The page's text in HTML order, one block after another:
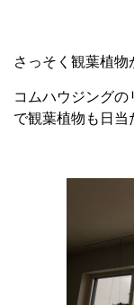
さっそく観葉植物
コムハウジング
で観葉植物も日当